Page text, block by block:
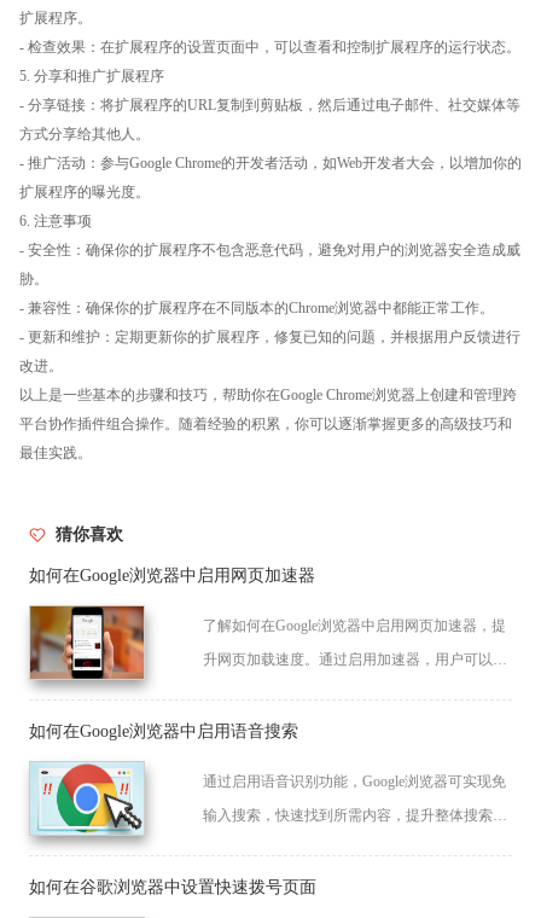
扩展程序。
- 检查效果：在扩展程序的设置页面中，可以查看和控制扩展程序的运行状态。
5. 分享和推广扩展程序
- 分享链接：将扩展程序的URL复制到剪贴板，然后通过电子邮件、社交媒体等
方式分享给其他人。
- 推广活动：参与Google Chrome的开发者活动，如Web开发者大会，以增加你的
扩展程序的曝光度。
6. 注意事项
- 安全性：确保你的扩展程序不包含恶意代码，避免对用户的浏览器安全造成威
胁。
- 兼容性：确保你的扩展程序在不同版本的Chrome浏览器中都能正常工作。
- 更新和维护：定期更新你的扩展程序，修复已知的问题，并根据用户反馈进行
改进。
以上是一些基本的步骤和技巧，帮助你在Google Chrome浏览器上创建和管理跨
平台协作插件组合操作。随着经验的积累，你可以逐渐掌握更多的高级技巧和
最佳实践。
猜你喜欢
如何在Google浏览器中启用网页加速器
了解如何在Google浏览器中启用网页加速器，提
升网页加载速度。通过启用加速器，用户可以减
如何在Google浏览器中启用语音搜索
通过启用语音识别功能，Google浏览器可实现免
输入搜索，快速找到所需内容，提升整体搜索体
如何在谷歌浏览器中设置快速拨号页面